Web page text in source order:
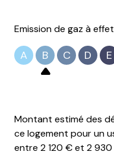
Emission de gaz à
A B C D E
Montant estimé des
ce logement pour un
entre 2 120 € et 2